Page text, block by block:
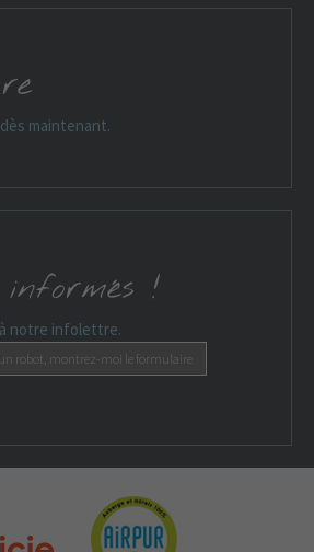
maintenant.
informés !
notre infolettre.
un robot, montrez-moi le formulaire